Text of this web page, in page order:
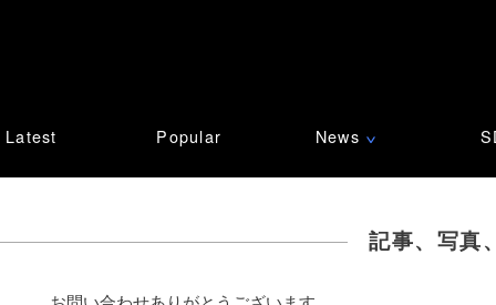
Latest Popular News ∨
記事、写真